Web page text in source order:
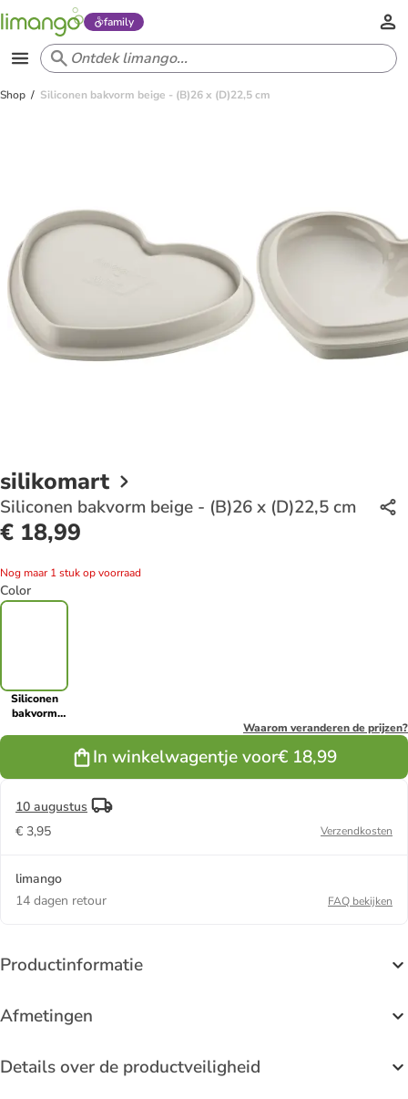
family
Shop Siliconen bakvorm beige - (B)26 x (D)22,5 cm
silikomart
Siliconen bakvorm beige - (B)26 x (D)22,5 cm
€ 18,99
Nog maar 1 stuk op voorraad
Color
Siliconen
bakvorm
x (D)22,5 cm
Waarom veranderen de prijzen?
In winkelwagentje voor€ 18,99
10 augustus
€ 3,95
Verzendkosten
limango
14 dagen retour
FAQ bekijken
Productinformatie
Afmetingen
Details over de productveiligheid